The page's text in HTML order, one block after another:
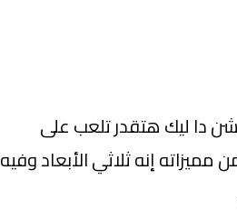
دا ليك هتقدر تلعب على
إنه ثلاثي الأبعاد وفيه